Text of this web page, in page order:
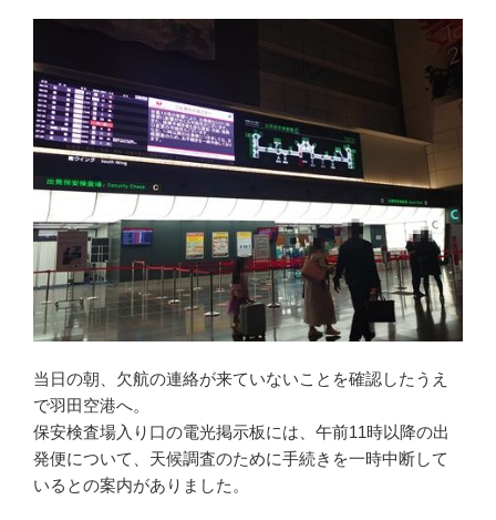
当日の朝、欠航の連絡が来ていないことを確認したうえ
で羽田空港へ。
保安検査場入り口の電光掲示板には、午前11時以降の出
発便について、天候調査のために手続きを一時中断して
いるとの案内がありました。